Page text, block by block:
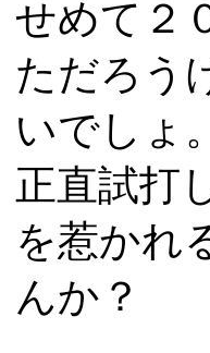
せめて２
ただろう
いでしょ。
正直試打
を惹かれ
んか？